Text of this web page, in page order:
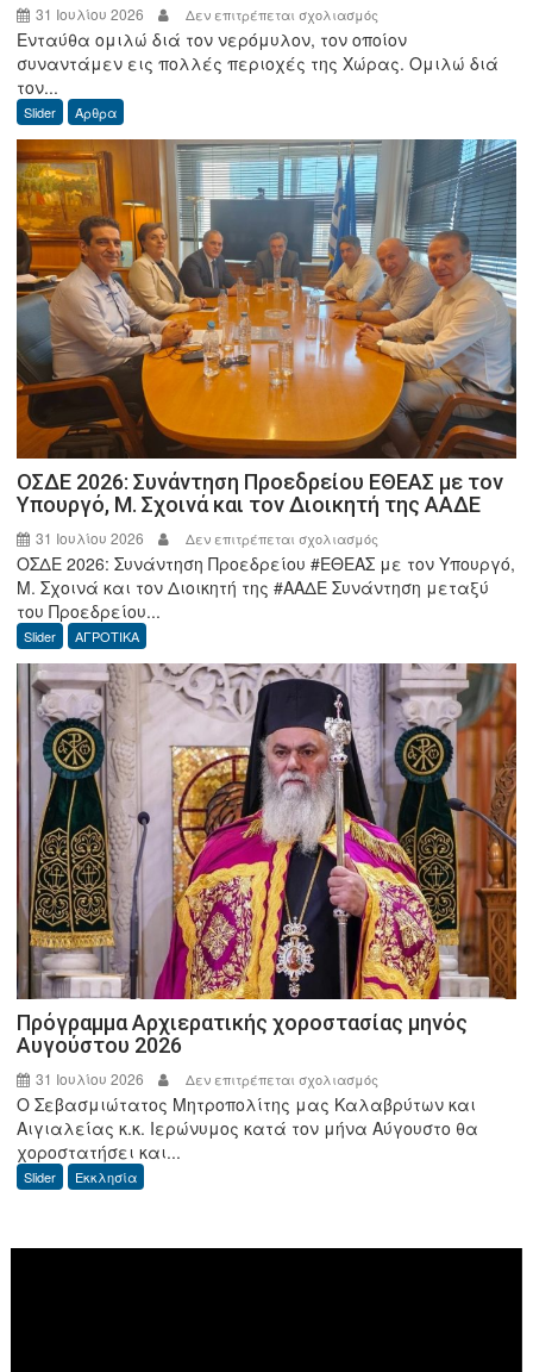
31 Ιουλίου 2026 Δεν επιτρέπεται σχολιασμός
Γεώργιος
Δ.
καλός
Μύλος
απ’
όλα
σε
προστατεύει.
Ενταύθα ομιλώ διά τον νερόμυλον, τον οποίον
συναντάμεν εις πολλές περιοχές της Χώρας. Ομιλώ διά
τον...
Slider Άρθρα
ΟΣΔΕ 2026: Συνάντηση Προεδρείου ΕΘΕΑΣ με τον
Υπουργό, Μ. Σχοινά και τον Διοικητή της ΑΑΔΕ
31 Ιουλίου 2026 Δεν επιτρέπεται σχολιασμός
ΟΣΔΕ
2026:
ΕΘΕΑΣ
με
τον
Υπουργό,
Μ.
Σχοινά
και
τον
Διοικητή
της
ΑΑΔΕ
ΟΣΔΕ 2026: Συνάντηση Προεδρείου #ΕΘΕΑΣ με τον Υπουργό,
Μ. Σχοινά και τον Διοικητή της #ΑΑΔΕ Συνάντηση μεταξύ
του Προεδρείου...
Slider ΑΓΡΟΤΙΚΑ
Πρόγραμμα Αρχιερατικής χοροστασίας μηνός
Αυγούστου 2026
31 Ιουλίου 2026 Δεν επιτρέπεται σχολιασμός
Πρόγραμμα
Αρχιερατικής
Ο Σεβασμιώτατος Μητροπολίτης μας Καλαβρύτων και
Αιγιαλείας κ.κ. Ιερώνυμος κατά τον μήνα Αύγουστο θα
χοροστατήσει και...
Slider Εκκλησία